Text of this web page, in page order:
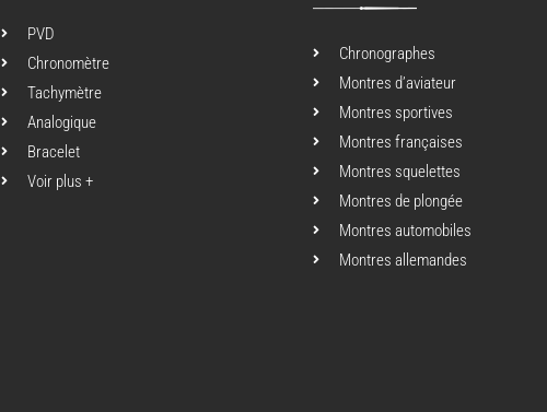
PVD
Chronomètre
Tachymètre
Analogique
Bracelet
Voir plus +
Chronographes
Montres d’aviateur
Montres sportives
Montres françaises
Montres squelettes
Montres de plongée
Montres automobiles
Montres allemandes